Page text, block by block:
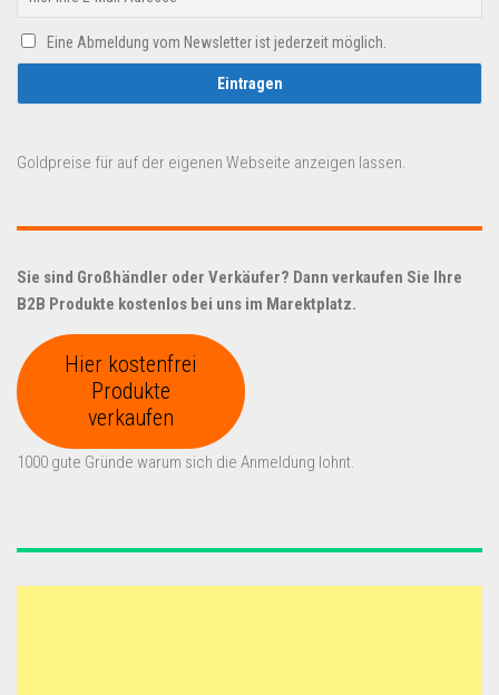
Eine Abmeldung vom Newsletter ist jederzeit möglich.
Goldpreise für auf der eigenen Webseite anzeigen lassen.
Sie sind Großhändler oder Verkäufer? Dann verkaufen Sie Ihre
B2B Produkte kostenlos bei uns im Marektplatz.
Hier kostenfrei
Produkte
verkaufen
1000 gute Gründe warum sich die Anmeldung lohnt.